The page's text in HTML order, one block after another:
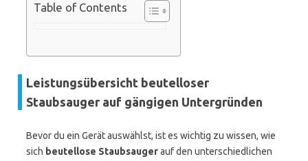
Table of Contents
Leistungsübersicht beutelloser
Staubsauger auf gängigen Untergründen
Bevor du ein Gerät auswählst, ist es wichtig zu wissen, wie
sich beutellose Staubsaugerauf den unterschiedlichen